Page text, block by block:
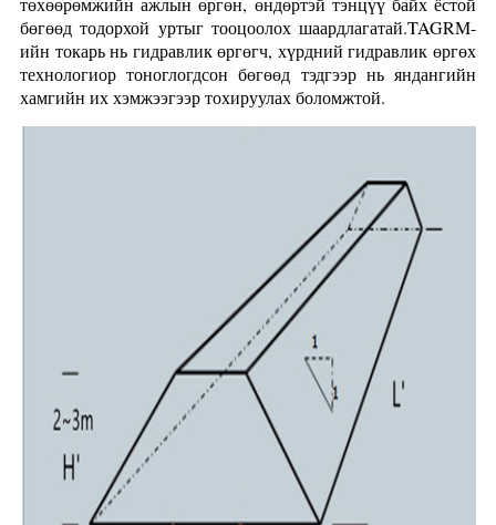
бөгөөд тодорхой уртыг тооцоолох шаардлагатай.TAGRM-
ийн токарь нь гидравлик өргөгч, хүрдний гидравлик өргөх
технологиор тоноглогдсон бөгөөд тэдгээр нь яндангийн
хамгийн их хэмжээгээр тохируулах боломжтой.